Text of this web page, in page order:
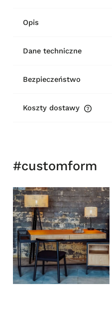
Opis
Dane techniczne
Bezpieczeństwo
Koszty dostawy
#customform